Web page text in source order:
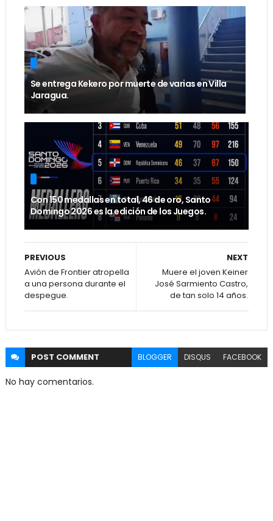
Se entrega Kekero por muerte de varias en Villa
Jaragua.
Con 150 medallas en total, 46 de oro, Santo
Domingo 2026 es la edición de los Juegos.
NEXT
Muere el joven Keiner
José Sarmiento Castro,
de tan solo 14 años.
PREVIOUS
Avión de Frontier atropella
a una persona durante el
despegue.
POST COMMENT BLOGGER DISQUS FACEBOOK
No hay comentarios.